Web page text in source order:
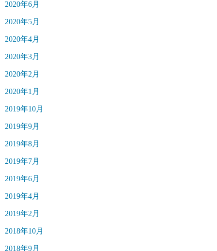
2020年6月
2020年5月
2020年4月
2020年3月
2020年2月
2020年1月
2019年10月
2019年9月
2019年8月
2019年7月
2019年6月
2019年4月
2019年2月
2018年10月
2018年9月